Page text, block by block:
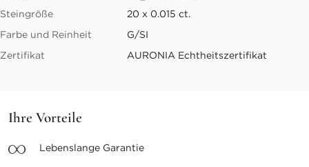
Steingröße
20 x 0.015 ct.
Farbe und Reinheit
G/SI
Zertifikat
AURONIA Echtheitszertifikat
Ihre Vorteile
Lebenslange Garantie